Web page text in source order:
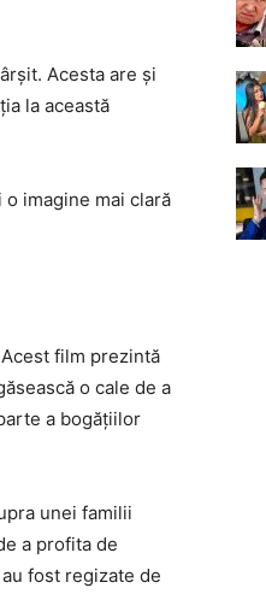
Acesta are și
la această
imagine mai clară
film prezintă
o cale de a
a bogățiilor
unei familii
a profita de
fost regizate de